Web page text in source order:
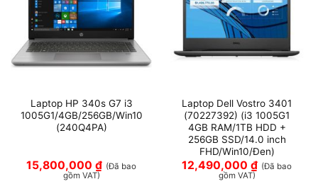
Laptop HP 340s G7 i3
1005G1/4GB/256GB/Win10
(240Q4PA)
15,800,000 ₫ (Đã bao
gồm VAT)
Laptop Dell Vostro 3401
(70227392) (i3 1005G1
4GB RAM/1TB HDD +
256GB SSD/14.0 inch
FHD/Win10/Đen)
12,490,000 ₫ (Đã bao
gồm VAT)